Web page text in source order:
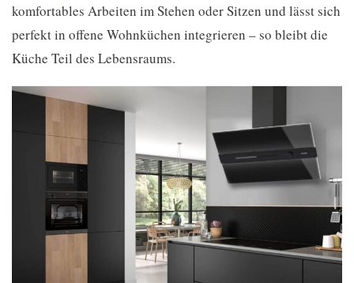
komfortables Arbeiten im Stehen oder Sitzen und lässt sich
perfekt in offene Wohnküchen integrieren – so bleibt die
Küche Teil des Lebensraums.